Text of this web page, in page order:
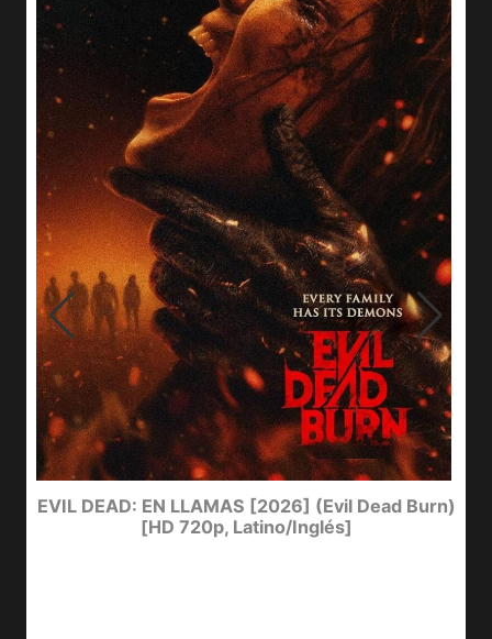
EVIL DEAD: EN LLAMAS [2026] (Evil Dead Burn)
[HD 720p, Latino/Inglés]